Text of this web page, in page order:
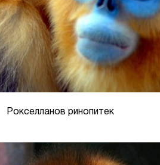
Рокселланов ринопитек